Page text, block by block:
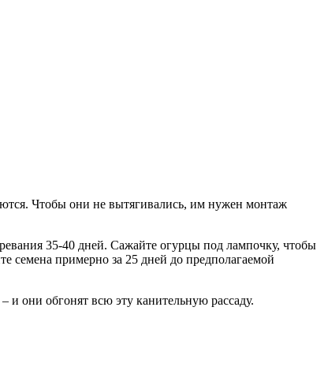
Чтобы они не вытягивались, им нужен монтаж
35-40 дней. Сажайте огурцы под лампочку, чтобы
семена примерно за 25 дней до предполагаемой
они обгонят всю эту канительную рассаду.